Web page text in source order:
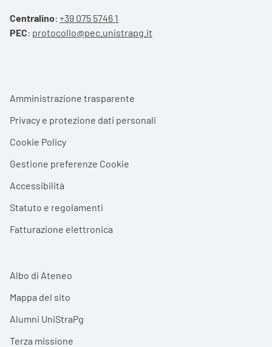
Centralino: +39 075 5746 1
PEC: protocollo@pec.unistrapg.it
Footer menu
Amministrazione trasparente
Privacy e protezione dati personali
Cookie Policy
Gestione preferenze Cookie
Accessibilità
Statuto e regolamenti
Fatturazione elettronica
Albo di Ateneo
Mappa del sito
Alumni UniStraPg
Terza missione